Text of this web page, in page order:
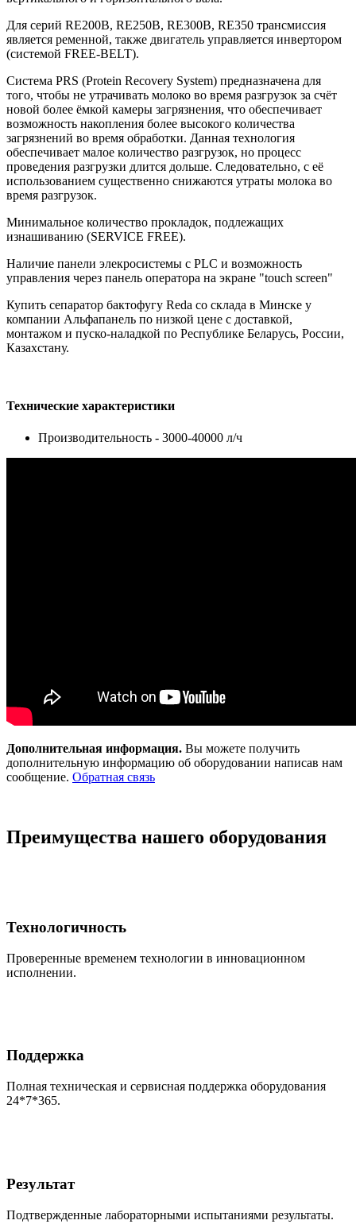
Для серий RE200B, RE250B, RE300B, RE350 трансмиссия
является ременной, также двигатель управляется инвертором
(системой FREE‐BELT).
Система PRS (Protein Recovery System) предназначена для
того, чтобы не утрачивать молоко во время разгрузок за счёт
новой более ёмкой камеры загрязнения, что обеспечивает
возможность накопления более высокого количества
загрязнений во время обработки. Данная технология
обеспечивает малое количество разгрузок, но процесс
проведения разгрузки длится дольше. Следовательно, с её
использованием существенно снижаются утраты молока во
время разгрузок.
Минимальное количество прокладок, подлежащих
изнашиванию (SERVICE FREE).
Наличие панели элекросистемы с PLC и возможность
управления через панель оператора на экране "touch screen"
Купить сепаратор бактофугу Reda со склада в Минске у
компании Альфапанель по низкой цене с доставкой,
монтажом и пуско-наладкой по Республике Беларусь, России,
Казахстану.
Технические характеристики
Производительность - 3000-40000 л/ч
Дополнительная информация. Вы можете получить
дополнительную информацию об оборудовании написав нам
сообщение. Обратная связь
Преимущества нашего оборудования
Технологичность
Проверенные временем технологии в инновационном
исполнении.
Поддержка
Полная техническая и сервисная поддержка оборудования
24*7*365.
Результат
Подтвержденные лабораторными испытаниями результаты.